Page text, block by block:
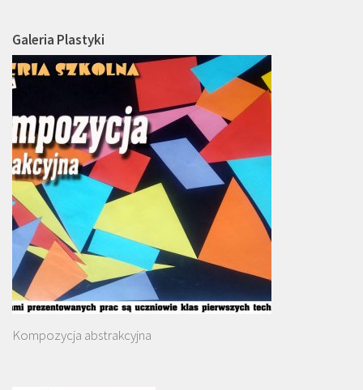
Galeria Plastyki
Kompozycja abstrakcyjna